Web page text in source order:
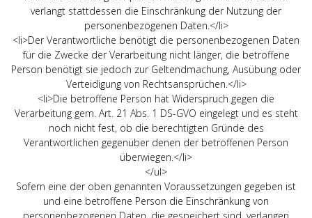
verlangt stattdessen die Einschränkung der Nutzung der
personenbezogenen Daten.</li>
<li>Der Verantwortliche benötigt die personenbezogenen Daten
für die Zwecke der Verarbeitung nicht länger, die betroffene
Person benötigt sie jedoch zur Geltendmachung, Ausübung oder
Verteidigung von Rechtsansprüchen.</li>
<li>Die betroffene Person hat Widerspruch gegen die
Verarbeitung gem. Art. 21 Abs. 1 DS-GVO eingelegt und es steht
noch nicht fest, ob die berechtigten Gründe des
Verantwortlichen gegenüber denen der betroffenen Person
überwiegen.</li>
</ul>
Sofern eine der oben genannten Voraussetzungen gegeben ist
und eine betroffene Person die Einschränkung von